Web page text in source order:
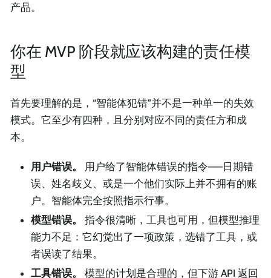
产品。
你在 MVP 阶段就应该构建的责任模
型
首先要理解的是，“智能体犯错”并不是一种单一的失效
模式。它至少有四种，且分别对应不同的责任方和成
本。
用户错误。
用户给了智能体错误的指令——日期错
误、姓名歧义、或是一个他们实际上并不拥有的账
户。智能体完全按照指示行事。
模型错误。
指令很清晰，工具也可用，但模型推理
能力不足：它幻觉出了一项政策，选错了工具，或
者误读了结果。
工具错误。
模型的计划是合理的，但下游 API 返回